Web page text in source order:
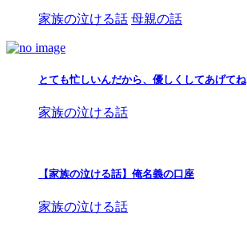
家族の泣ける話 母親の話
とても忙しいんだから、優しくしてあげてね
家族の泣ける話
【家族の泣ける話】俺名義の口座
家族の泣ける話